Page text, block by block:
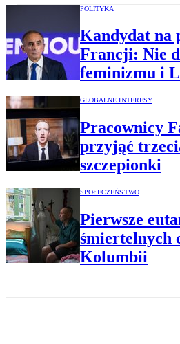
POLITYKA
Kandydat na
Francji: Nie
feminizmu i
GLOBALNE INTERESY
Pracownicy
przyjąć
szczepionki
SPOŁECZEŃSTWO
Pierwsze
śmiertelnych
Kolumbii